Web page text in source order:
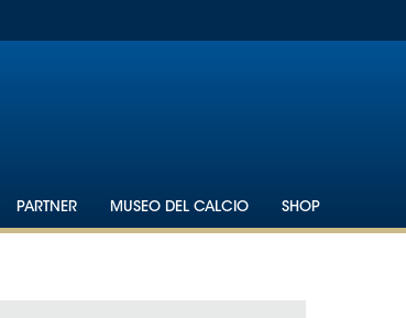
PARTNER MUSEO DEL CALCIO SHOP